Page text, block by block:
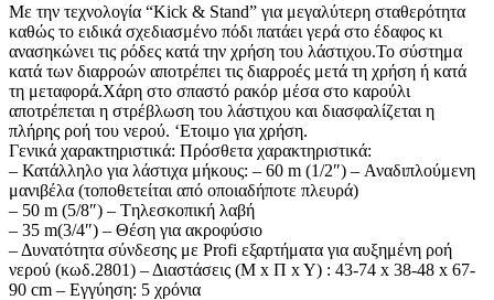
Με την τεχνολογία “Kick & Stand” για μεγαλύτερη σταθερότητα
καθώς το ειδικά σχεδιασμένο πόδι πατάει γερά στο έδαφος κι
ανασηκώνει τις ρόδες κατά την χρήση του λάστιχου.Το σύστημα
κατά των διαρροών αποτρέπει τις διαρροές μετά τη χρήση ή κατά
τη μεταφορά.Χάρη στο σπαστό ρακόρ μέσα στο καρούλι
αποτρέπεται η στρέβλωση του λάστιχου και διασφαλίζεται η
πλήρης ροή του νερού. ‘Ετοιμο για χρήση.
Γενικά χαρακτηριστικά: Πρόσθετα χαρακτηριστικά:
– Κατάλληλο για λάστιχα μήκους: – 60 m (1/2″) – Αναδιπλούμενη
μανιβέλα (τοποθετείται από οποιαδήποτε πλευρά)
– 50 m (5/8″) – Tηλεσκοπική λαβή
– 35 m(3/4″) – Θέση για ακροφύσιο
– Δυνατότητα σύνδεσης με Profi εξαρτήματα για αυξημένη ροή
νερού (κωδ.2801) – Διαστάσεις (Μ x Π x Y) : 43-74 x 38-48 x 67-
90 cm – Εγγύηση: 5 χρόνια